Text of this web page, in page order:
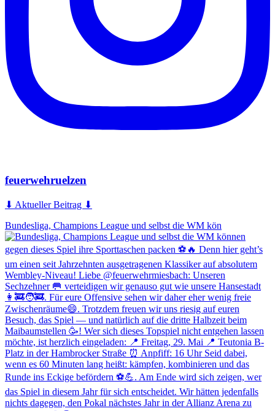
feuerwehruelzen
⬇ Aktueller Beitrag ⬇
Bundesliga, Champions League und selbst die WM kön